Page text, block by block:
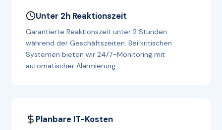
Unter 2h Reaktionszeit
Garantierte Reaktionszeit unter 2 Stunden
während der Geschäftszeiten. Bei kritischen
Systemen bieten wir 24/7-Monitoring mit
automatischer Alarmierung.
Planbare IT-Kosten